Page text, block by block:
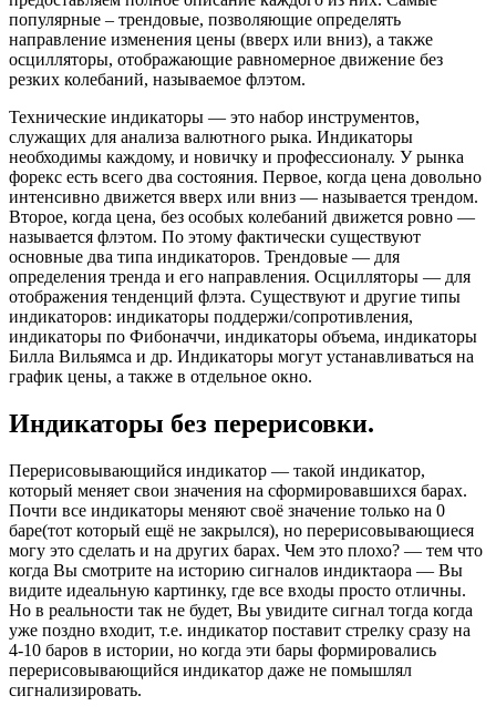
популярные – трендовые, позволяющие определять
направление изменения цены (вверх или вниз), а также
осцилляторы, отображающие равномерное движение без
резких колебаний, называемое флэтом.
Технические индикаторы — это набор инструментов,
служащих для анализа валютного рыка. Индикаторы
необходимы каждому, и новичку и профессионалу. У рынка
форекс есть всего два состояния. Первое, когда цена довольно
интенсивно движется вверх или вниз — называется трендом.
Второе, когда цена, без особых колебаний движется ровно —
называется флэтом. По этому фактически существуют
основные два типа индикаторов. Трендовые — для
определения тренда и его направления. Осцилляторы — для
отображения тенденций флэта. Существуют и другие типы
индикаторов: индикаторы поддержи/сопротивления,
индикаторы по Фибоначчи, индикаторы объема, индикаторы
Билла Вильямса и др. Индикаторы могут устанавливаться на
график цены, а также в отдельное окно.
Индикаторы без перерисовки.
Перерисовывающийся индикатор — такой индикатор,
который меняет свои значения на сформировавшихся барах.
Почти все индикаторы меняют своё значение только на 0
баре(тот который ещё не закрылся), но перерисовывающиеся
могу это сделать и на других барах. Чем это плохо? — тем что
когда Вы смотрите на историю сигналов индиктаора — Вы
видите идеальную картинку, где все входы просто отличны.
Но в реальности так не будет, Вы увидите сигнал тогда когда
уже поздно входит, т.е. индикатор поставит стрелку сразу на
4-10 баров в истории, но когда эти бары формировались
перерисовывающийся индикатор даже не помышлял
сигнализировать.